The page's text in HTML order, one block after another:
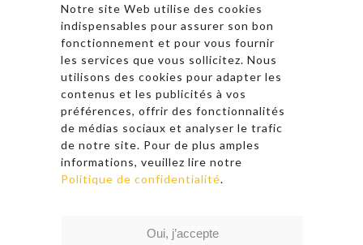
Notre site Web utilise des cookies
indispensables pour assurer son bon
fonctionnement et pour vous fournir
les services que vous sollicitez. Nous
utilisons des cookies pour adapter les
contenus et les publicités à vos
préférences, offrir des fonctionnalités
de médias sociaux et analyser le trafic
de notre site. Pour de plus amples
informations, veuillez lire notre
Politique de confidentialité.
Oui, j’accepte
* En cliquant sur « S’inscrire », j’accepte la politique de
confidentialité et les conditions d’utilisation
d’Astronergy.
Suivez-nous sur les réseaux sociaux